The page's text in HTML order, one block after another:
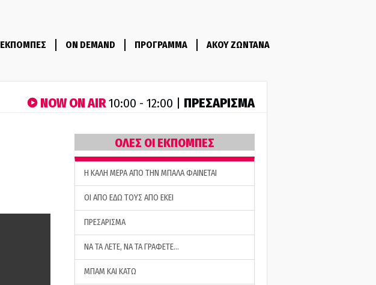
ΕΚΠΟΜΠΕΣ ON DEMAND ΠΡΟΓΡΑΜΜΑ ΑΚΟΥ ΖΩΝΤΑΝΑ
NOW ON AIR10:00 - 12:00 | ΠΡΕΣΑΡΙΣΜΑ
ΟΛΕΣ ΟΙ ΕΚΠΟΜΠΕΣ
H ΚΑΛΗ ΜΕΡΑ ΑΠΟ ΤΗΝ ΜΠΑΛΑ ΦΑΙΝΕΤΑΙ
ΟΙ ΑΠΟ ΕΔΩ ΤΟΥΣ ΑΠΟ ΕΚΕΙ
ΠΡΕΣΑΡΙΣΜΑ
ΝΑ ΤΑ ΛΕΤΕ, ΝΑ ΤΑ ΓΡΑΦΕΤΕ…
ΜΠΑΜ ΚΑΙ ΚΑΤΩ